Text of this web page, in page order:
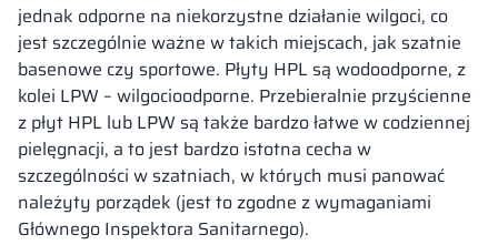
jednak odporne na niekorzystne działanie wilgoci, co
jest szczególnie ważne w takich miejscach, jak szatnie
basenowe czy sportowe. Płyty HPL są wodoodporne, z
kolei LPW – wilgocioodporne. Przebieralnie przyścienne
z płyt HPL lub LPW są także bardzo łatwe w codziennej
pielęgnacji, a to jest bardzo istotna cecha w
szczególności w szatniach, w których musi panować
należyty porządek (jest to zgodne z wymaganiami
Głównego Inspektora Sanitarnego).